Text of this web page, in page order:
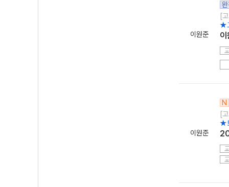
이원준
[
★
이원준
N
[
★